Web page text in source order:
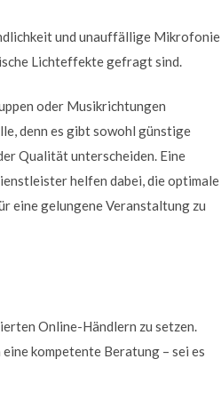
und unauffällige Mikrofonie
Lichteffekte gefragt sind.
oder Musikrichtungen
denn es gibt sowohl günstige
Qualität unterscheiden. Eine
helfen dabei, die optimale
eine gelungene Veranstaltung zu
Online-Händlern zu setzen.
kompetente Beratung – sei es